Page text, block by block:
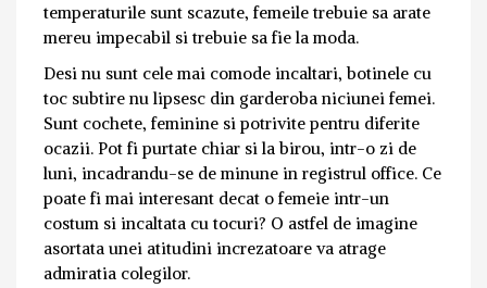
temperaturile sunt scazute, femeile trebuie sa arate
mereu impecabil si trebuie sa fie la moda.
Desi nu sunt cele mai comode incaltari, botinele cu
toc subtire nu lipsesc din garderoba niciunei femei.
Sunt cochete, feminine si potrivite pentru diferite
ocazii. Pot fi purtate chiar si la birou, intr-o zi de
luni, incadrandu-se de minune in registrul office. Ce
poate fi mai interesant decat o femeie intr-un
costum si incaltata cu tocuri? O astfel de imagine
asortata unei atitudini increzatoare va atrage
admiratia colegilor.